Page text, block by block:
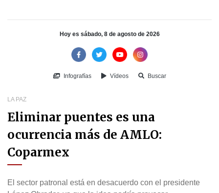
Hoy es sábado, 8 de agosto de 2026
Infografías Vídeos Buscar
LA PAZ
Eliminar puentes es una
ocurrencia más de AMLO:
Coparmex
El sector patronal está en desacuerdo con el presidente